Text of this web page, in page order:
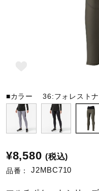
バレーボール
■カラー36:フォレストナ
¥8,580 (税込)
品番： J2MBC710